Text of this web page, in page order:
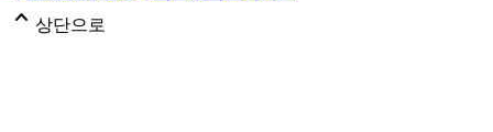
expand_less 상단으로